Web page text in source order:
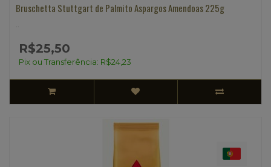
Bruschetta Stuttgart de Palmito Aspargos Amendoas 225g
R$25,50
Pix ou Transferência: R$24,23